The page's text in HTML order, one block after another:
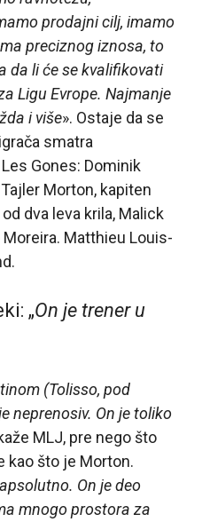
prodajni cilj, imamo
preciznog iznosa, to
da li će se kvalifikovati
Ligu Evrope. Najmanje
i više». Ostaje da se
smatra
Gones: Dominik
Morton, kapiten
dva leva krila, Malick
Matthieu Louis-
„On je trener u
(Tolisso, pod
neprenosiv. On je toliko
MLJ, pre nego što
kao što je Morton.
On je deo
mnogo prostora za